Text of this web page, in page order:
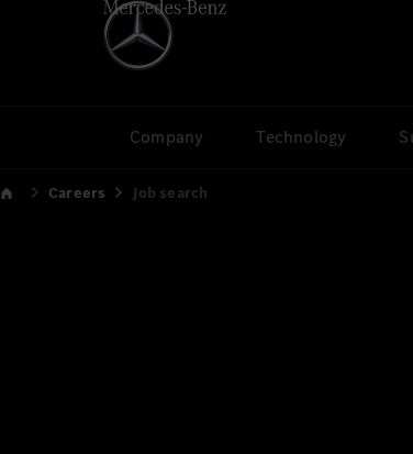
Company Technology
Careers Job search